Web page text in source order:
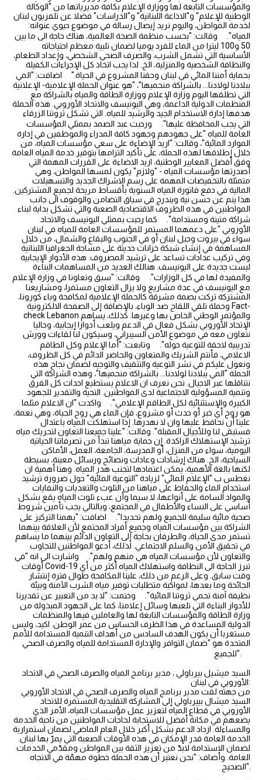
والمؤسسات التابعة لها ووزارة الإعلام بكافة مديرياتها من "الوكالة
الوطنية للإعلام" و"الاذاعة اللبنانية" و"الدراسات" فضلا عن تلفزيون لبنان
لخدمة المواطن، واليوم نريد إيصال رسالة في موضوع حيوي عنوانه:
المياه". وقالت: "بحسب منظمة الصحة العالمية، هناك حاجة الى ما بين
50 و100 ليترا من الماء للفرد يوميا لضمان تلبية معظم احتياجاته
الأساسية التي تشمل الشرب، والصرف الصحي الشخصي، وإعداد الطعام،
والنظافة الشخصية والمنزلية، الخ. لذا يجب اتخاذ كل الإجراءات الكفيلة
بحماية أمننا المائي في لبنان وحقنا المشروع في الحياة." اضافت: "المي
ببلادنا لولادنا... بالشراكة منحميها"، "هو عنوان الحملة الإعلامية- الإعلانية
التي تطلقها اليوم وزارة الإعلام ووزارة الطاقة والمياه بالشراكة مع
المنظمات الدولية الداعمة، وهي اليونيسف والاتحاد الأوروبي. هذه الحملة
هدفها إدارة الاستخدام الجيد والرشيد للمياه. التي تشكل ثروتنا الزرقاء
التي يجب المحافظة عليها". ورحبت عبد الصمد بممثلي المؤسسات
العامة للمياه "على جهودهم وجهود كافة المدراء والموظفين في إدارة
الموارد المائية"، وقالت: "اريد الإضاءة على سعي مؤسسات المياه، من
خلال إطلاقها لهذه الحملة، على تأكيد التزامها بتوفير خدمة المياه العامة
وفق أفضل المعايير الوطنية، اريد الاضاءة على القررات المهمة التي
أصدرتها مؤسسات المياه - "ولازم" يكون لمسها المواطن، وهي
متمثلة بالتخفيضات المهمة على رسم الاشراك الجديد والتسهيلات
المالية في دفع فاتورة المياه السنوية بأقساط مريحة لجميع المشتركين.
هذا ينم عن حسن نية ويندرج في سياق التضامن والوقوف الى جانب
المواطنين في هذه الظروف الاقتصادية الصعبة والتي تشكل بداية لبناء
شراكة متينة ومستدامة". كما رحبت بممثلي اليونيسف والاتحاد
الأوروبي "على دعمهما المستمر للمؤسسات العامة للمياه في لبنان
سواء في بيروت وجبل لبنان أو في الجنوب والبقاع والشمال، من خلال
المساهمة في إنشاء شبكة خزانات حديثة على مساحة الجغرافيا اللبنانية
وفي تركيب عدادات تساعد على ترشيد المصروف. هذه الأدوار الإيجابية
ليست جديدة على اليونيسف. هنالك العديد من المساهمات البناءة
والمفيدة لها في كل الوزارات". وقالت: "سبق وتعاونا في وزارة الإعلام
مع اليونيسف في عدة مشاريع ولا يزال التعاون مستمرا، ومشاريعنا
المشتركة تركت بصمة مشرقة كالحملة الإعلامية لمكافحة وباء كورونا،
وحملة تلقي اللقاح ضد الوباء، بالإضافة إلى الصفحة الالكترونية Fact-
check Lebanon والمؤتمر الوطني الخاص بها وغيرها. كذلك، يساهم
الإتحاد الأوروبي بشكل فعال في الدعم ويلعب أدوارا إيجابية، وحاليا
نتعاون معه في موضوع الأمن السيبراني، وسيكون لنا لقاءات وورش
تدريبية لاحقة للتوعية حوله". وتابعت: "أما الإعلام وكل الطاقم
الاعلامي، فأنتم الشريك والمتعاون والحاضر الدائم في كل الظروف،
ونعول عليكم في نشر التوعية والتثقيف والتوجيه لضمان نجاح هذه
الحملة "المي ببلادنا لولادنا... بالشراكة منحميها"، وهذه الشراكة التي
نتناقلها عبر الاجيال. نحن نعرف ان الاعلام يستطيع احداث كل الفرق
وتنمية المسؤولية الاجتماعية لدى المواطنين. التحية والتقدير للجهود
الكبيرة والإستثنائية لكل الطاقم الإعلامي". واكدت "ان الاعلام مثلما
هو روح أي خبر أو حدث أو مشروع، فإن الماء هي روح الحياة، وهي نعمة،
علينا أن نحافظ عليها وان لا نهدرها. إذا استهلكت المياه باعتدال
فستبقى لنا وللأجيال المقبلة". وقالت: "علينا جميعنا التعاون لتحريك مياه
ترشيد الإستهلاك الراكدة. إن حماية مياهنا تبدأ من تصرفاتنا الحياتية
اليومية، سواء من المنزل، أو المدرسة، الجامعة، العمل، الأماكن
السياحية، الخ. هناك إرشادات وعادات ونصائح ورسائل معينة، بسيطة
لكنها بالغة الأهمية، يمكن اعتمادها لتجنب هدر المياه. وهنا أهمية ان
نغطس ب "الإعلام المائي" لزيادة "التوعية المائية" حول ضرورة ترشيد
استخدام الماء والحفاظ على مياهنا من التلوث والتعديات والنفايات
والمواد السامة على أنواعها، لا سيما وأن عبء تلوث المياه يقع بشكل
أساسي على النساء والأطفال في المجتمع، وبالتالي يجب تأمين شروط
صحية مائية سليمة للجميع ولهم تحديدا". اضافت: "يهمنا التركيز على
الشراكة بين مؤسسات المياه وجميع أفراد المجتمع لأن العلاقة بينهما
تستمر مدى الحياة، والطرفان بحاجة إلى التعاون الدائم بينهما ما يساهم
في تحقيق الأمن والسلم الاجتماعي. لذلك، أدعو المواطنين للتجاوب
والتعاون لأن مؤسسات المياه هي منهم ولهم". واشارت الى انه "في
أوقات Covid-19 تبرز الحاجة الى النظافة واستهلاك المياه أكثر من أي
وقت سابق. وعلى الرغم من ذلك، علينا المكافحة طوال فترة إنتشار
الجائحة وما بعدها، لمواكبة متطلبات توفير مياه الشرب الآمنة وبيئة
نظيفة آمنة تحمي ثروتنا المائية". وختمت: "لا بد من التعبير عن تقديرنا
للأدوار البناءة التي تلعبها وسائل إعلامنا، كما على الجهود المبذولة من
وزارة الطاقة والمؤسسات التابعة لها والعاملين فيها والمنظمات
الدولية المساعدة في هذا الظرف الحساس من عمر الوطن. اكيد، وليس
مستغربا أن يكون الهدف السادس من أهداف التنمية المستدامة للأمم
المتحدة هو "ضمان التوافر والإدارة المستدامة للمياه والصرف الصحي
للجميع".
السيد ميشيل بيرباولي ، مدير برنامج المياه والصرف الصحي في الاتحاد
الأوروبي في لبنان:
من جهته لفت مدير برنامج المياه والصرف الصحي في الاتحاد الأوروبي
السيد ميشال بييرباولي إلى المشاركة التقليدية المستمرة للاتحاد
الأوروبي في قطاع المياه لتعزيز عمل مؤسسات المياه، الأمر الذي
يضعهم في مكانة أفضل للاستجابة لحاجات المواطنين من ناحية الخدمة
والمساءلة. ازداد الدعم بشكل أكبر خلال العام الماضي لضمان استمرارية
الخدمة العامة قدر الإمكان في هذه الأوقات الصعبة التي يمرّ بها لبنان.
لضمان الاستدامة لابدّ من تعزيز الثقة بين المواطن ومقدّمي الخدمات
العامة. وأضاف: "نحن نعتبر أن هذه الحملة خطوة مهمّة في الاتجاه
الصحيح".